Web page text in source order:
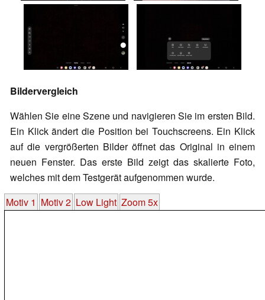
Bildervergleich
Wählen Sie eine Szene und navigieren Sie im ersten Bild.
Ein Klick ändert die Position bei Touchscreens. Ein Klick
auf die vergrößerten Bilder öffnet das Original in einem
neuen Fenster. Das erste Bild zeigt das skalierte Foto,
welches mit dem Testgerät aufgenommen wurde.
Motiv 1 Motiv 2 Low Light Zoom 5x